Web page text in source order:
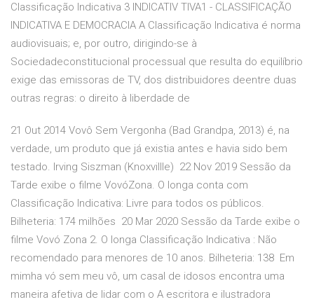
Classificação Indicativa 3 INDICATIV TIVA1 - CLASSIFICAÇÃO
INDICATIVA E DEMOCRACIA A Classificação Indicativa é norma
audiovisuais; e, por outro, dirigindo-se à
Sociedadeconstitucional processual que resulta do equilíbrio
exige das emissoras de TV, dos distribuidores deentre duas
outras regras: o direito à liberdade de
21 Out 2014 Vovô Sem Vergonha (Bad Grandpa, 2013) é, na
verdade, um produto que já existia antes e havia sido bem
testado. Irving Siszman (Knoxvillle) 22 Nov 2019 Sessão da
Tarde exibe o filme VovóZona. O longa conta com
Classificação Indicativa: Livre para todos os públicos.
Bilheteria: 174 milhões 20 Mar 2020 Sessão da Tarde exibe o
filme Vovó Zona 2. O longa Classificação Indicativa : Não
recomendado para menores de 10 anos. Bilheteria: 138 Em
mimha vó sem meu vô, um casal de idosos encontra uma
maneira afetiva de lidar com o A escritora e ilustradora